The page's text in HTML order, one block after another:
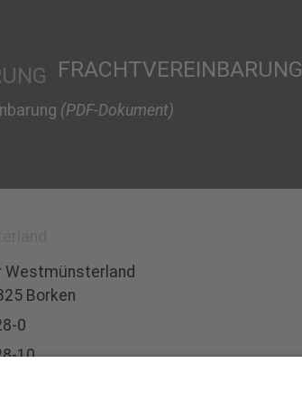
FRACHTVEREINBARUNG
(PDF-Dokument)
Westmünsterland
Borken
0
10